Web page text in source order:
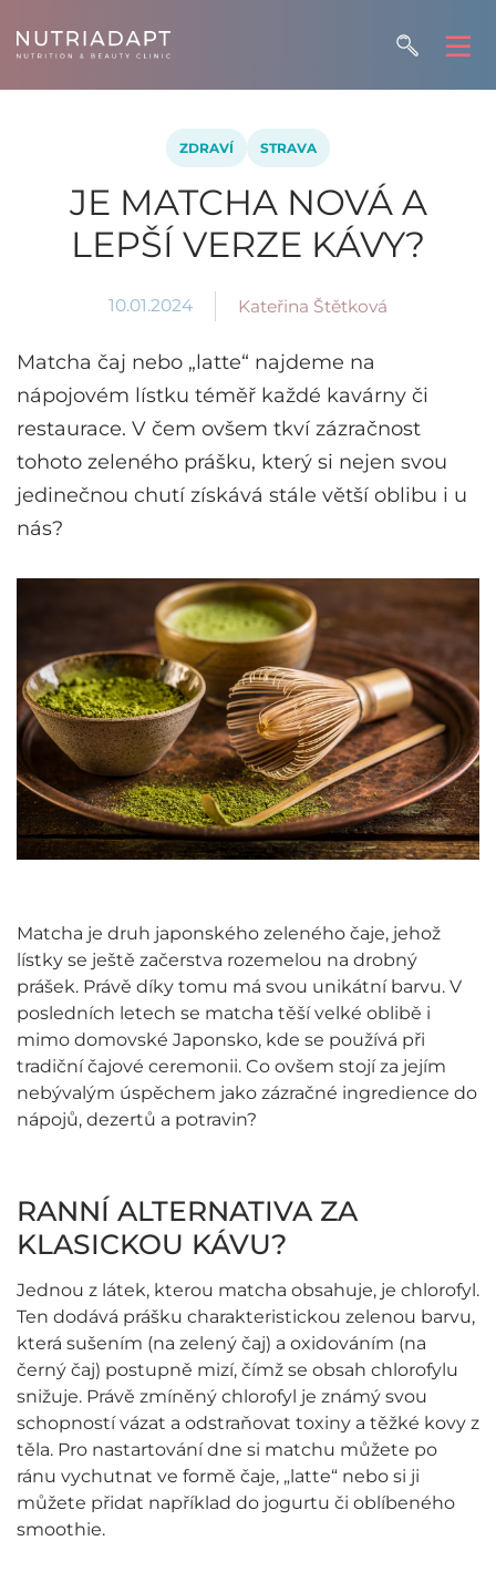
ZDRAVÍ STRAVA
JE MATCHA NOVÁ A
LEPŠÍ VERZE KÁVY?
10.01.2024 Kateřina Štětková
Matcha čaj nebo „latte“ najdeme na
nápojovém lístku téměř každé kavárny či
restaurace. V čem ovšem tkví zázračnost
tohoto zeleného prášku, který si nejen svou
jedinečnou chutí získává stále větší oblibu i u
nás?
Matcha je druh japonského zeleného čaje, jehož
lístky se ještě začerstva rozemelou na drobný
prášek. Právě díky tomu má svou unikátní barvu. V
posledních letech se matcha těší velké oblibě i
mimo domovské Japonsko, kde se používá při
tradiční čajové ceremonii. Co ovšem stojí za jejím
nebývalým úspěchem jako zázračné ingredience do
nápojů, dezertů a potravin?
RANNÍ ALTERNATIVA ZA
KLASICKOU KÁVU?
Jednou z látek, kterou matcha obsahuje, je chlorofyl.
Ten dodává prášku charakteristickou zelenou barvu,
která sušením (na zelený čaj) a oxidováním (na
černý čaj) postupně mizí, čímž se obsah chlorofylu
snižuje. Právě zmíněný chlorofyl je známý svou
schopností vázat a odstraňovat toxiny a těžké kovy z
těla. Pro nastartování dne si matchu můžete po
ránu vychutnat ve formě čaje, „latte“ nebo si ji
můžete přidat například do jogurtu či oblíbeného
smoothie.